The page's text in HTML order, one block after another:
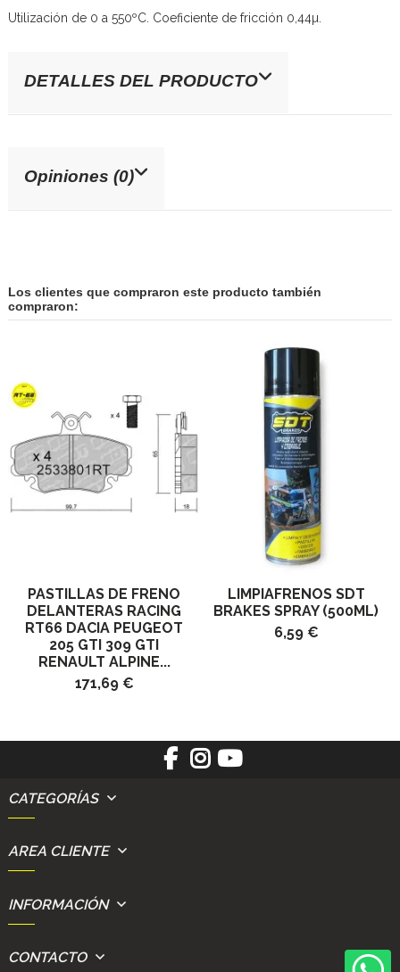
Utilización de 0 a 550ºC. Coeficiente de fricción 0,44µ.
DETALLES DEL PRODUCTO
Opiniones (0)
Los clientes que compraron este producto también
compraron:
PASTILLAS DE FRENO
DELANTERAS RACING
RT66 DACIA PEUGEOT
205 GTI 309 GTI
RENAULT ALPINE...
171,69 €
LIMPIAFRENOS SDT
BRAKES SPRAY (500ML)
6,59 €
CATEGORÍAS
AREA CLIENTE
INFORMACIÓN
CONTACTO